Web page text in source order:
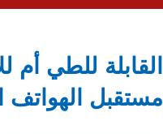
القابلة للطي أم
مستقبل الهواتف